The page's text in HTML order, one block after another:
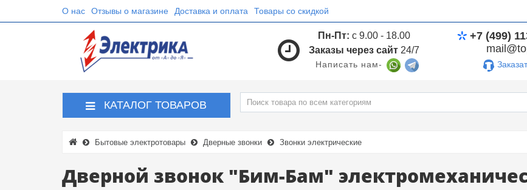
О нас Отзывы о магазине Доставка и оплата Товары со скидкой
Пн-Пт: с 9.00 - 18.00
Заказы через сайт 24/7
Написать нам-
+7 (499)
КАТАЛОГ ТОВАРОВ
Бытовые электротовары Дверные звонки Звонки электрические
Дверной звонок "Бим-Бам"